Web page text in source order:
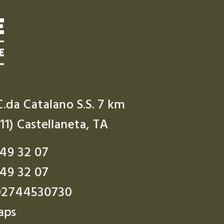
Catalano S.S. 7 km
Castellaneta, TA
32 07
32 07